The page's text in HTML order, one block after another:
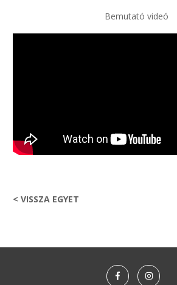
Bemutató videó
< VISSZA EGYET